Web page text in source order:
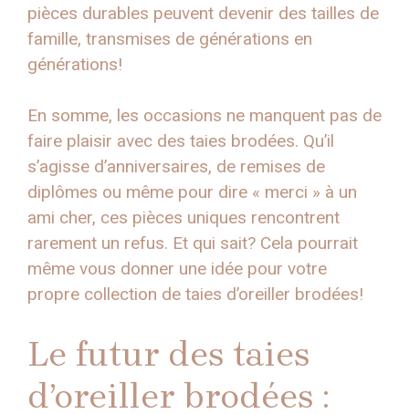
pièces durables peuvent devenir des tailles de
famille, transmises de générations en
générations!
En somme, les occasions ne manquent pas de
faire plaisir avec des taies brodées. Qu’il
s’agisse d’anniversaires, de remises de
diplômes ou même pour dire « merci » à un
ami cher, ces pièces uniques rencontrent
rarement un refus. Et qui sait? Cela pourrait
même vous donner une idée pour votre
propre collection de taies d’oreiller brodées!
Le futur des taies
d’oreiller brodées :